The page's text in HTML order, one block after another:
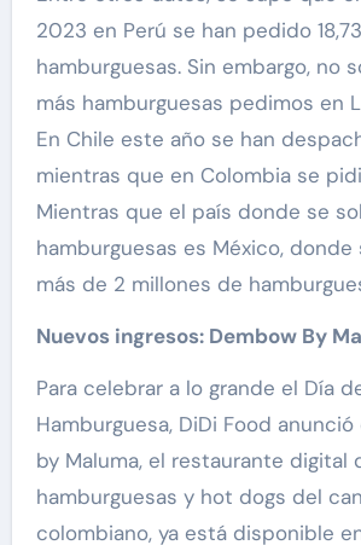
2023 en Perú se han pedido
hamburguesas. Sin embargo, no
más hamburguesas pedimos en
En Chile este año se han
mientras que en Colombia se
Mientras que el país donde se
hamburguesas es México,
más de 2 millones de
Nuevos ingresos: Dembow By
Para celebrar a lo grande el Día
Hamburguesa, DiDi Food
by Maluma, el restaurante digital
hamburguesas y hot dogs del
colombiano, ya está disponible